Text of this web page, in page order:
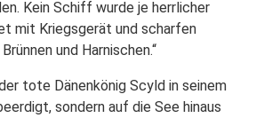
Kein Schiff wurde je herrlicher
mit Kriegsgerät und scharfen
und Harnischen.“
tote Dänenkönig Scyld in seinem
sondern auf die See hinaus